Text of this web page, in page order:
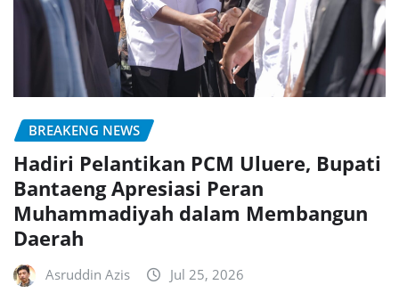
BREAKENG NEWS
Hadiri Pelantikan PCM Uluere, Bupati
Bantaeng Apresiasi Peran
Muhammadiyah dalam Membangun
Daerah
Asruddin Azis Jul 25, 2026